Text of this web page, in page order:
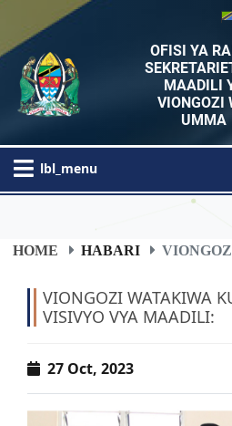
OFISI YA
MAADILI
VIONGOZI
UMMA
lbl_menu
HOME HABARI
VIONGOZI WATAKIWA
VISIVYO VYA MAADILI:
27 Oct, 2023